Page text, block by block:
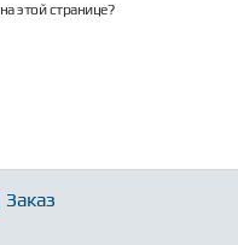
этой странице?
Заказ